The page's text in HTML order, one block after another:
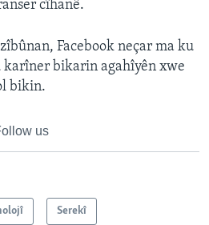
cîhanê.
Facebook neçar ma ku
bikarin agahîyên xwe
bikin.
us
Serekî